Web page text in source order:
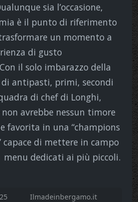
sia l’occasione,
è il punto di riferimento
un momento a
di gusto
il solo imbarazzo della
di antipasti, primi, secondi
di chef di Longhi,
non avrebbe nessun timore
favorita in una “champions
capace di mettere in campo
dedicati ai più piccoli.
Ilmadeinbergamo.it